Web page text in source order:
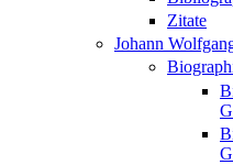
Zitate
Johann